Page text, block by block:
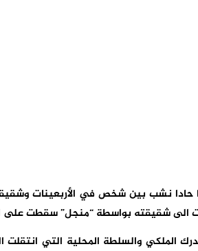
حادا نشب بين شخص في الأربعينات
الى شقيقته بواسطة “منجل” سقطت على
الملكي والسلطة المحلية التي